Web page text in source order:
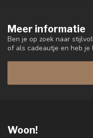
Meer informatie
Ben je op zoek naar
of als cadeautje en heb je
Woon!